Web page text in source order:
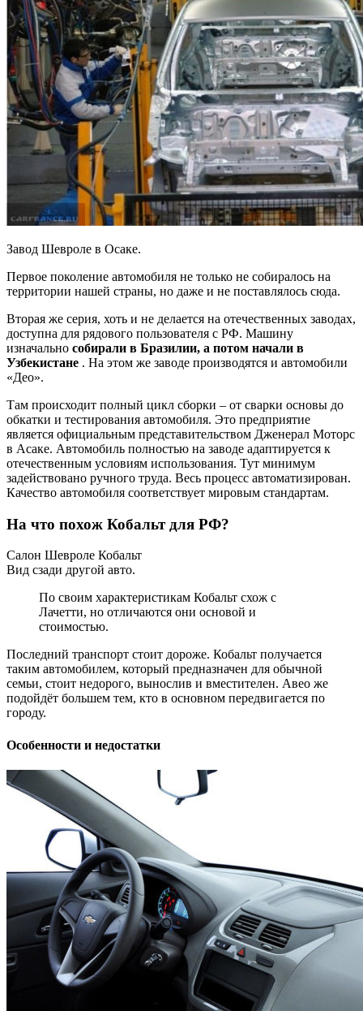
Завод Шевроле в Осаке.
Первое поколение автомобиля не только не собиралось на
территории нашей страны, но даже и не поставлялось сюда.
Вторая же серия, хоть и не делается на отечественных заводах,
доступна для рядового пользователя с РФ. Машину
изначально собирали в Бразилии, а потом начали в
Узбекистане . На этом же заводе производятся и автомобили
«Део».
Там происходит полный цикл сборки – от сварки основы до
обкатки и тестирования автомобиля. Это предприятие
является официальным представительством Дженерал Моторс
в Асаке. Автомобиль полностью на заводе адаптируется к
отечественным условиям использования. Тут минимум
задействовано ручного труда. Весь процесс автоматизирован.
Качество автомобиля соответствует мировым стандартам.
На что похож Кобальт для РФ?
Салон Шевроле Кобальт
Вид сзади другой авто.
По своим характеристикам Кобальт схож с
Лачетти, но отличаются они основой и
стоимостью.
Последний транспорт стоит дороже. Кобальт получается
таким автомобилем, который предназначен для обычной
семьи, стоит недорого, вынослив и вместителен. Авео же
подойдёт большем тем, кто в основном передвигается по
городу.
Особенности и недостатки